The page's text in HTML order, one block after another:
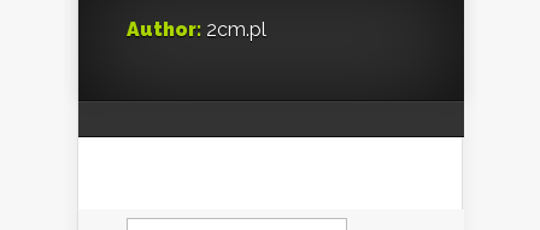
Author: 2cm.pl
Szukaj: